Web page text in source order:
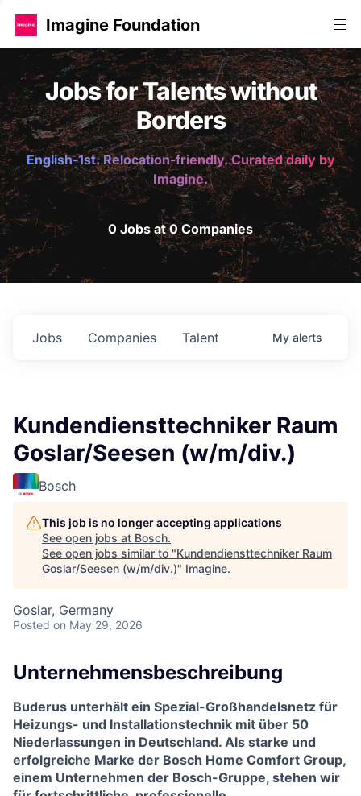
Imagine Foundation
Jobs for Talents without
Borders
English-1st. Relocation-friendly. Curated daily by
Imagine.
0 Jobs at 0 Companies
Jobs Companies Talent My alerts
Kundendiensttechniker Raum
Goslar/Seesen (w/m/div.)
Bosch
This job is no longer accepting applications
See open jobs at Bosch.
See open jobs similar to "Kundendiensttechniker Raum
Goslar/Seesen (w/m/div.)" Imagine.
Goslar, Germany
Posted on May 29, 2026
Unternehmensbeschreibung
Buderus unterhält ein Spezial-Großhandelsnetz für
Heizungs- und Installationstechnik mit über 50
Niederlassungen in Deutschland. Als starke und
erfolgreiche Marke der Bosch Home Comfort Group,
einem Unternehmen der Bosch-Gruppe, stehen wir